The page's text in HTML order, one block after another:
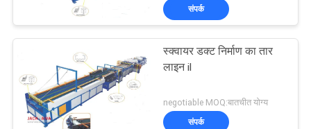
PRIVACY
लचीली डक्ट मशीन
13
संपर्क
स्क्वायर डक्ट निर्माण का तार
लाइन il
negotiable MOQ:बातचीत योग्य
संपर्क